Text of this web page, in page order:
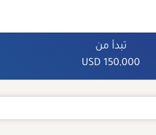
تبدأ من
150,000 USD